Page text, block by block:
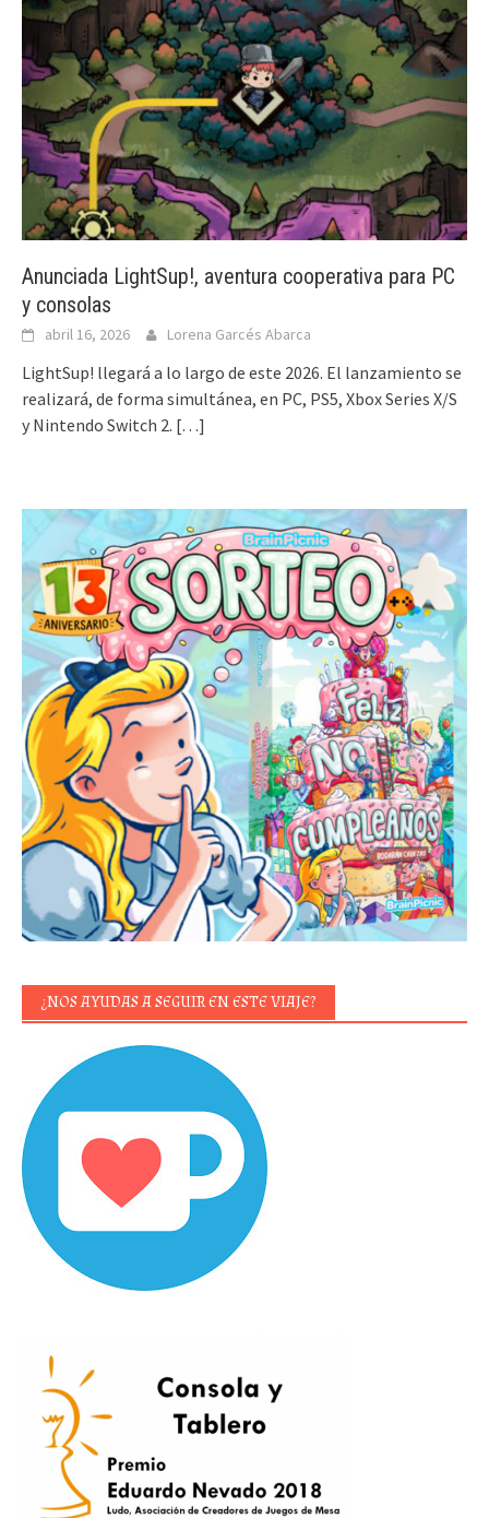
Anunciada LightSup!, aventura cooperativa para PC
y consolas
abril 16, 2026 Lorena Garcés Abarca
LightSup! llegará a lo largo de este 2026. El lanzamiento se
realizará, de forma simultánea, en PC, PS5, Xbox Series X/S
y Nintendo Switch 2. […]
¿NOS AYUDAS A SEGUIR EN ESTE VIAJE?